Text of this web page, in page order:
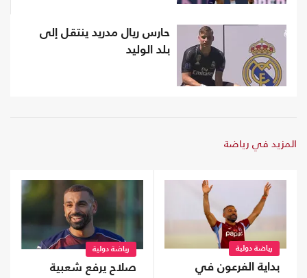
حارس ريال مدريد ينتقل إلى
بلد الوليد
المزيد في رياضة
رياضة دولية
بداية الفرعون في
رياضة دولية
صلاح يرفع شعبية